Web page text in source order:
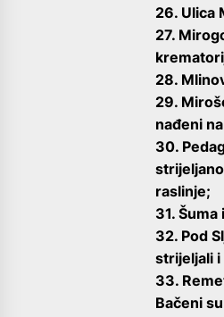
26. Ulica
27.
28.
29.
nađeni
30.
raslinje;
31.
32. Pod
strijeljali i
33.
Bačeni